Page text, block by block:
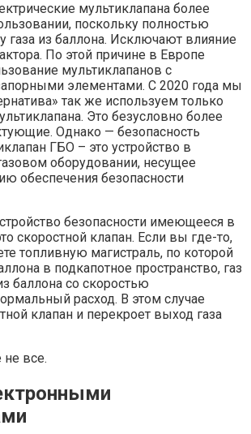
мультиклапана более
поскольку полностью
газа из баллона. Исключают влияние
По этой причине в Европе
мультиклапанов с
элементами. С 2020 года мы
так же используем только
Это безусловно более
Однако — безопасность
ГБО – это устройство в
оборудовании, несущее
обеспечения безопасности
безопасности имеющееся в
скоростной клапан. Если вы где-то,
топливную магистраль, по которой
в подкапотное пространство, газ
баллона со скоростью
расход. В этом случае
клапан и перекроет выход газа
не все.